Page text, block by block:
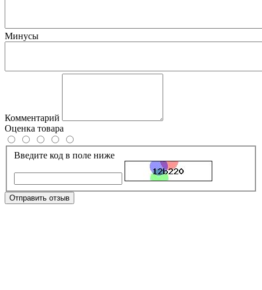
Минусы
Комментарий
Оценка товара
Введите код в поле ниже
Отправить отзыв